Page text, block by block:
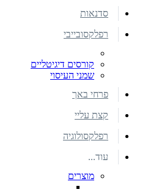
סדנאות
רפלקסובייבי
קורסים דיגיטליים
שמני העיסוי
פרחי באך
קצת עליי
רפלקסולוגיה
עוד...
מוצרים